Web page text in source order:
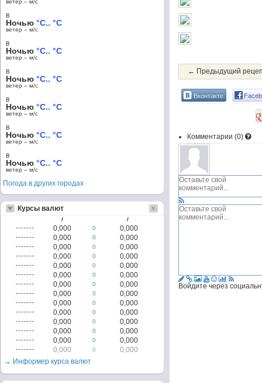
← Предыдущий
Вконтакте
Комментарии (0)
Войдите через
ветер – м/c
в
Ночью °C.. °C
ветер – м/c
в
Ночью °C.. °C
ветер – м/c
в
Ночью °C.. °C
ветер – м/c
в
Ночью °C.. °C
ветер – м/c
в
Ночью °C.. °C
ветер – м/c
в
Ночью °C.. °C
ветер – м/c
Погода в других городах
Курсы валют
/ /
0,000 0
0,000
0,000
0
0,000
0,000
0
0,000
0,000
0
0,000
0,000
0
0,000
0,000
0
0,000
0,000
0
0,000
0,000
0
0,000
0,000
0
0,000
0,000
0
0,000
0,000
0
0,000
0,000
0
0,000
0,000
0
0,000
0,000
0
0,000
→ Информер курса валют